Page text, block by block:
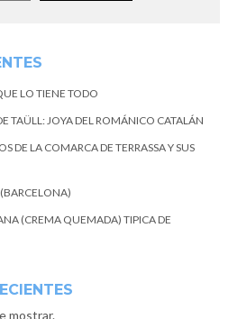
LO TIENE TODO
TAÜLL: JOYA DEL ROMÁNICO CATALÁN
DE LA COMARCA DE TERRASSA Y SUS
(CREMA QUEMADA) TIPICA DE
mostrar.